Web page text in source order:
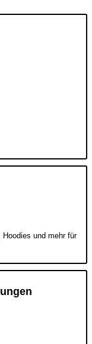
und mehr für